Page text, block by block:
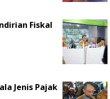
Fiskal
Jenis Pajak